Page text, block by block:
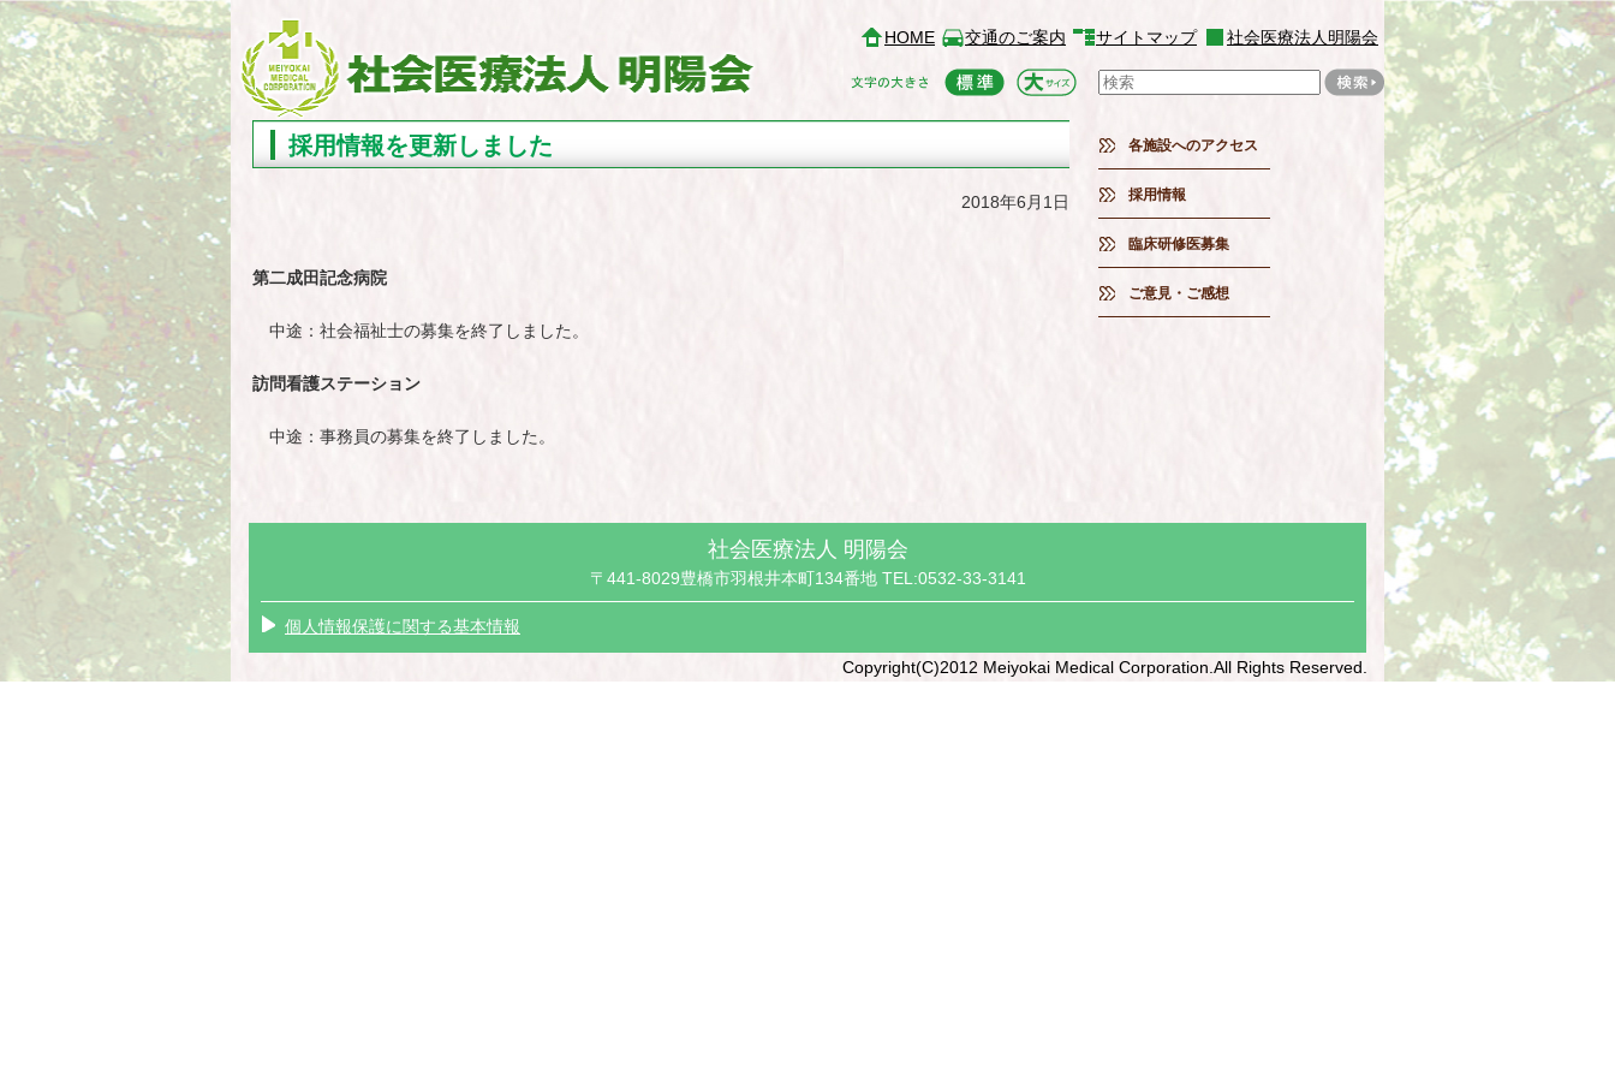
HOME 交通のご案内 サイトマップ 社会医療法人明陽会
採用情報を更新しました
2018年6月1日
第二成田記念病院
中途：社会福祉士の募集を終了しました。
訪問看護ステーション
中途：事務員の募集を終了しました。
各施設へのアクセス
採用情報
臨床研修医募集
ご意見・ご感想
社会医療法人 明陽会
〒441-8029豊橋市羽根井本町134番地 TEL:0532-33-3141
個人情報保護に関する基本情報
Copyright(C)2012 Meiyokai Medical Corporation.All Rights Reserved.